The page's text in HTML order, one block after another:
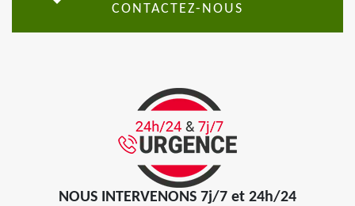
CONTACTEZ-NOUS
NOUS INTERVENONS 7j/7 et 24h/24